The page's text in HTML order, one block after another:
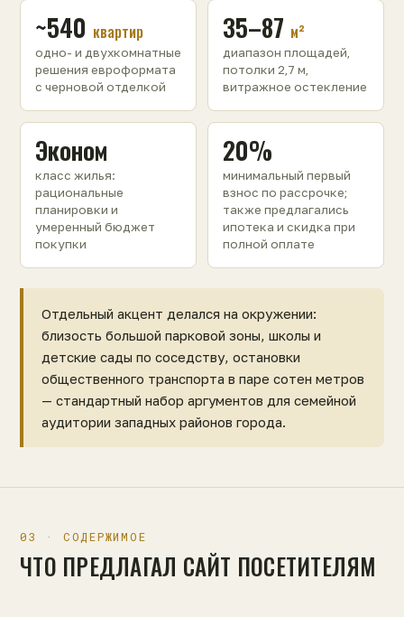
~540 квартир
одно- и двухкомнатные
решения евроформата
с черновой отделкой
35–87 м²
диапазон площадей,
потолки 2,7 м,
витражное остекление
Эконом
класс жилья:
рациональные
планировки и
умеренный бюджет
покупки
20%
минимальный первый
взнос по рассрочке;
также предлагались
ипотека и скидка при
полной оплате
Отдельный акцент делался на окружении:
близость большой парковой зоны, школы и
детские сады по соседству, остановки
общественного транспорта в паре сотен метров
— стандартный набор аргументов для семейной
аудитории западных районов города.
03 · СОДЕРЖИМОЕ
ЧТО ПРЕДЛАГАЛ САЙТ ПОСЕТИТЕЛЯМ